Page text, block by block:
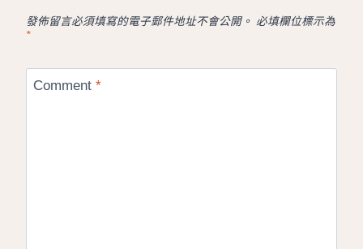
發佈留言必須填寫的電子郵件地址不會公開。 必填欄位標示為
*
Comment *